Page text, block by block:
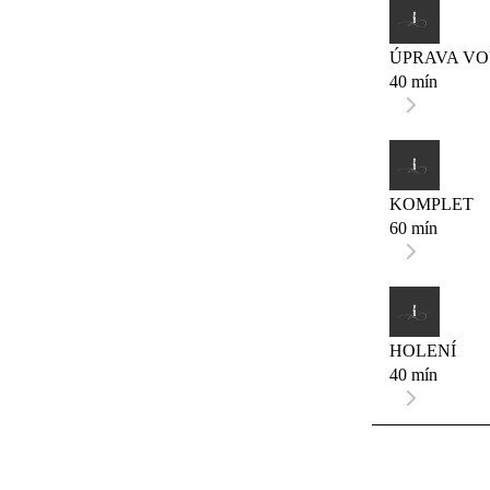
ÚPRAVA
40 mín
KOMPLET
60 mín
HOLENÍ
40 mín